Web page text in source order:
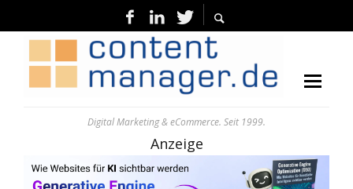
Digital Marketing & eCommerce. Seit 1999.
Anzeige